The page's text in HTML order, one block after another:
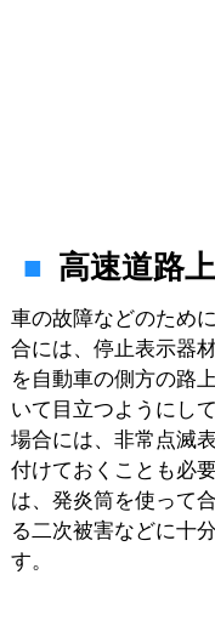
高速道路
車の故障などのため
合には、停止表示器
を自動車の側方の路
いて目立つようにし
場合には、非常点滅
付けておくことも必
は、発炎筒を使って
る二次被害などに十
す。